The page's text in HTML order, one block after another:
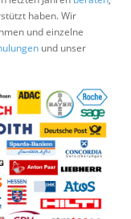
haben. Wir
und einzelne
und unser